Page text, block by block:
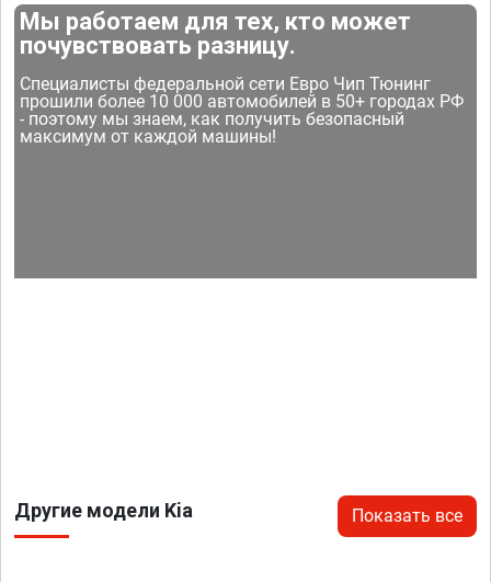
Мы работаем для тех, кто может
почувствовать разницу.
Специалисты федеральной сети Евро Чип Тюнинг
прошили более 10 000 автомобилей в 50+ городах РФ
- поэтому мы знаем, как получить безопасный
максимум от каждой машины!
Другие модели Kia Показать все